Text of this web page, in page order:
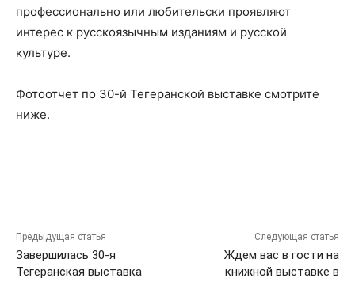
профессионально или любительски проявляют
интерес к русскоязычным изданиям и русской
культуре.
Фотоотчет по 30-й Тегеранской выставке смотрите
ниже.
Предыдущая статья
Завершилась 30-я
Тегеранская выставка
Следующая статья
Ждем вас в гости на
книжной выставке в